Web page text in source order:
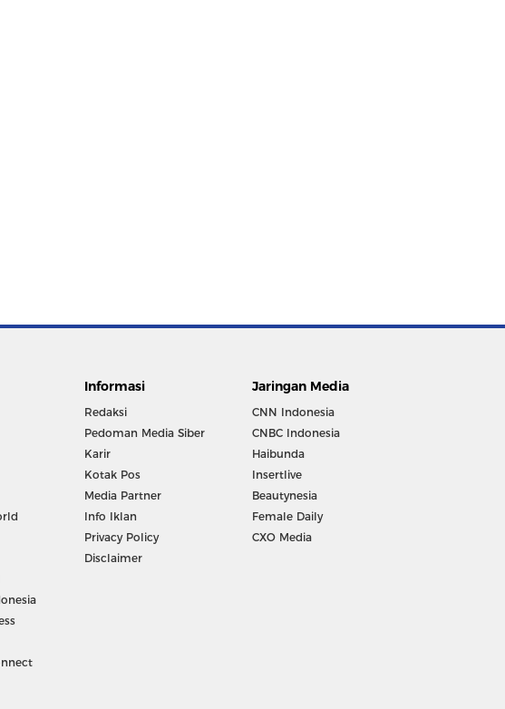
Informasi
Redaksi
Pedoman Media Siber
Karir
Kotak Pos
Media Partner
Info Iklan
Privacy Policy
Disclaimer
Jaringan Media
CNN Indonesia
CNBC Indonesia
Haibunda
Insertlive
Beautynesia
Female Daily
CXO Media